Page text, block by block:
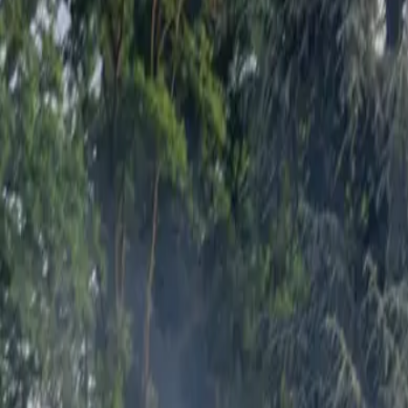
Ben jij al deel van onze jongelooflijk warme Klub? Word lid van